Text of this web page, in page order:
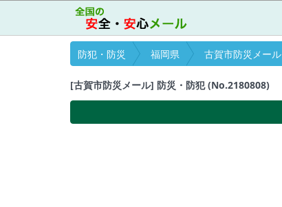
防犯・防災 福岡県 古賀市防災メール
[古賀市防災メール] 防災・防犯 (No.2180808)